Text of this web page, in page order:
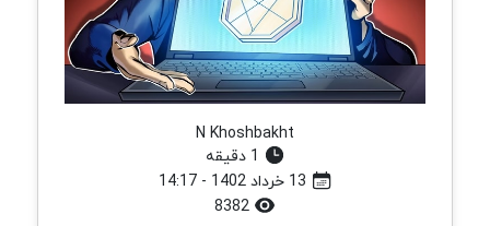
N Khoshbakht